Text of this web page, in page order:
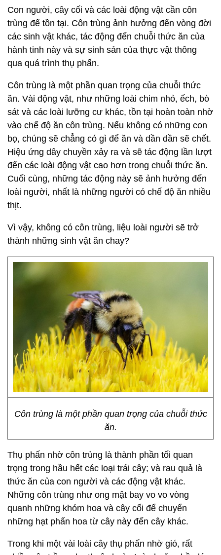
Con người, cây cối và các loài động vật cần côn
trùng để tồn tại. Côn trùng ảnh hưởng đến vòng đời
các sinh vật khác, tác động đến chuỗi thức ăn của
hành tinh này và sự sinh sản của thực vật thông
qua quá trình thụ phấn.
Côn trùng là một phần quan trọng của chuỗi thức
ăn. Vài động vật, như những loài chim nhỏ, ếch, bò
sát và các loài lưỡng cư khác, tồn tại hoàn toàn nhờ
vào chế độ ăn côn trùng. Nếu không có những con
bọ, chúng sẽ chẳng có gì để ăn và dần dần sẽ chết.
Hiệu ứng dây chuyền xảy ra và sẽ tác động lần lượt
đến các loài động vật cao hơn trong chuỗi thức ăn.
Cuối cùng, những tác động này sẽ ảnh hưởng đến
loài người, nhất là những người có chế độ ăn nhiều
thịt.
Vì vậy, không có côn trùng, liệu loài người sẽ trở
thành những sinh vật ăn chay?
Côn trùng là một phần quan trọng của chuỗi thức
ăn.
Thụ phấn nhờ côn trùng là thành phần tối quan
trọng trong hầu hết các loại trái cây; và rau quả là
thức ăn của con người và các động vật khác.
Những côn trùng như ong mật bay vo vo vòng
quanh những khóm hoa và cây cối để chuyển
những hạt phấn hoa từ cây này đến cây khác.
Trong khi một vài loài cây thụ phấn nhờ gió, rất